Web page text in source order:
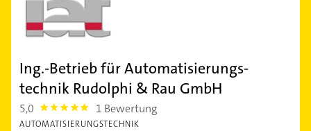
Ing.-Betrieb für Automatisierungs-
technik Rudolphi & Rau GmbH
5,0 5.0 1 Bewertung
AUTOMATISIERUNGSTECHNIK